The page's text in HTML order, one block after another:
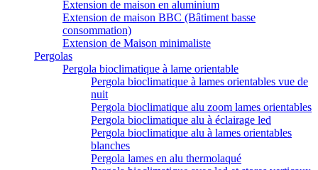
Extension de maison en aluminium
Extension de maison BBC (Bâtiment basse
consommation)
Extension de Maison minimaliste
Pergolas
Pergola bioclimatique à lame orientable
Pergola bioclimatique à lames orientables vue de
nuit
Pergola bioclimatique alu zoom lames orientables
Pergola bioclimatique alu à éclairage led
Pergola bioclimatique alu à lames orientables
blanches
Pergola lames en alu thermolaqué